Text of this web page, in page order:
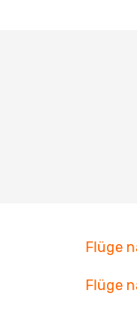
Flüge
Flüge